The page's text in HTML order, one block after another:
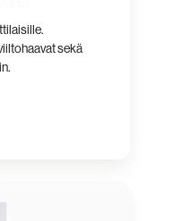
sekä